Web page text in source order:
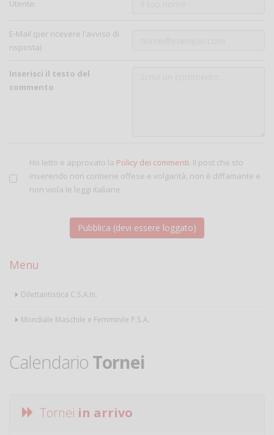
Utente:
E-Mail (per ricevere l'avviso di
risposta)
Inserisci il testo del
commento
Ho letto e approvato la Policy dei commenti. Il post che sto
inserendo non contiene offese e volgarità, non è diffamante e
non viola le leggi italiane.
Menu
Dilettantistica C.S.A.In.
Mondiale Maschile e Femminile P.S.A.
Calendario Tornei
Tornei in arrivo